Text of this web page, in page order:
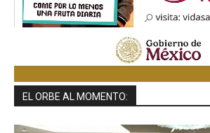
EL ORBE AL MOMENTO: